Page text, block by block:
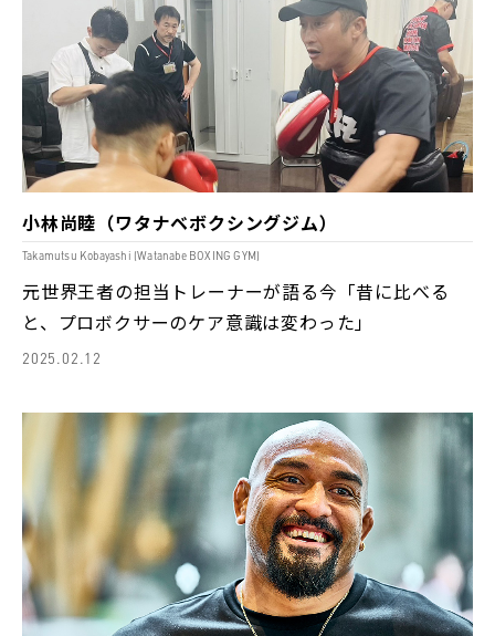
小林尚睦（ワタナベボクシングジム）
Takamutsu Kobayashi (Watanabe BOXING GYM)
元世界王者の担当トレーナーが語る今「昔に比べる
と、プロボクサーのケア意識は変わった」
2025.02.12